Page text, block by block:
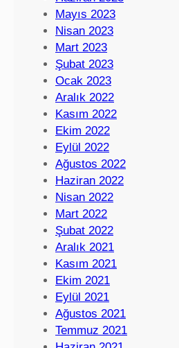
Mayıs 2023
Nisan 2023
Mart 2023
Şubat 2023
Ocak 2023
Aralık 2022
Kasım 2022
Ekim 2022
Eylül 2022
Ağustos 2022
Haziran 2022
Nisan 2022
Mart 2022
Şubat 2022
Aralık 2021
Kasım 2021
Ekim 2021
Eylül 2021
Ağustos 2021
Temmuz 2021